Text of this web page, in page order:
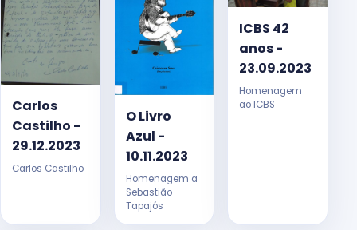
Carlos
Castilho -
29.12.2023
Carlos Castilho
O Livro
Azul -
10.11.2023
Homenagem a
Sebastião
Tapajós
ICBS 42
anos -
23.09.2023
Homenagem
ao ICBS